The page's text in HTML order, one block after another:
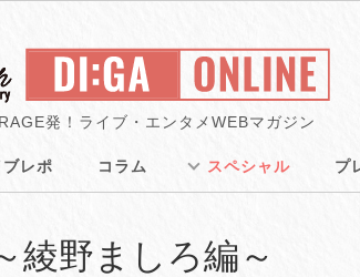
発！ライブ・エンタメWEBマガジン
ブレポ コラム スペシャル プ
綾野ましろ編～